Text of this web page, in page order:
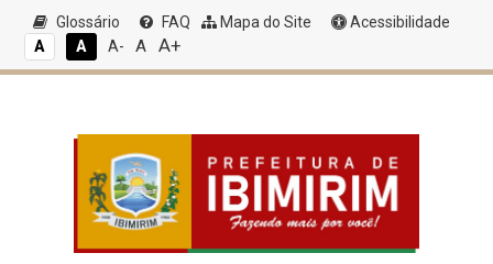
Glossário FAQ Mapa do Site
Acessibilidade
A
A A- A A+